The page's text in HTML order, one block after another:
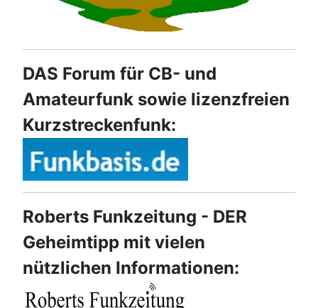
DAS Forum für CB- und
Amateurfunk sowie lizenzfreien
Kurzstreckenfunk:
Roberts Funkzeitung - DER
Geheimtipp mit vielen
nützlichen Informationen: